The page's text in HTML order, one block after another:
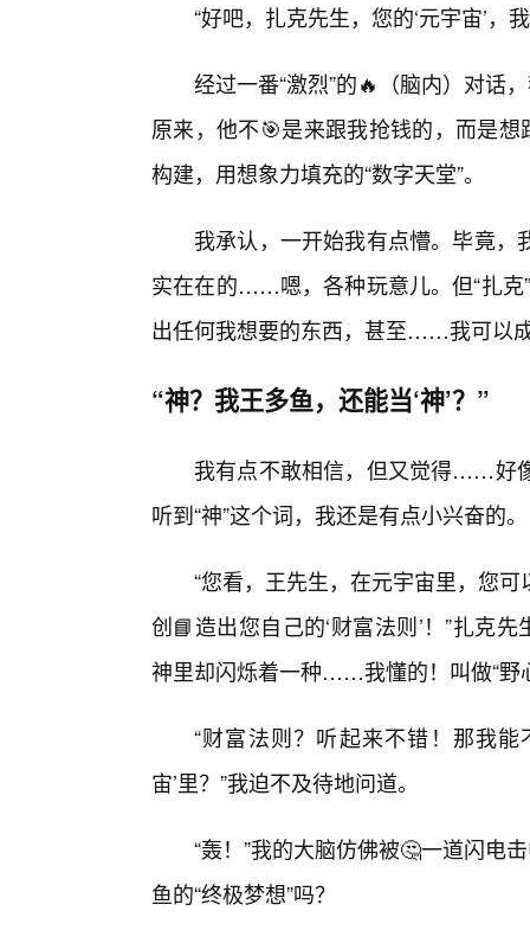
“好吧，扎克先生，您的‘元宇宙’
经过一番“激烈”的🔥（脑内）对话
原来，他不🎯是来跟我抢钱的，而是
构建，用想象力填充的“数字天堂”。
我承认，一开始我有点懵。毕竟
实在在的……嗯，各种玩意儿。但“扎克
出任何我想要的东西，甚至……我可以
“神？我王多鱼，还能当‘神’？”
我有点不敢相信，但又觉得……好
听到“神”这个词，我还是有点小兴奋的。
“您看，王先生，在元宇宙里，您
创📘造出您自己的‘财富法则’！”扎克
神里却闪烁着一种……我懂的！叫做“野
“财富法则？听起来不错！那我
宙’里？”我迫不及待地问道。
“轰！”我的大脑仿佛被🤔一道闪电
鱼的“终极梦想”吗？